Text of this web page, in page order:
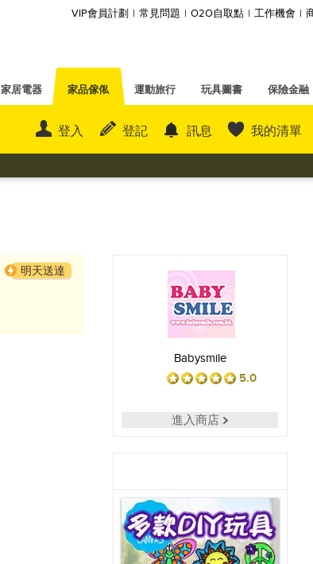
VIP會員計劃 常見問題 O2O自取點 工作機會
家居電器 家品傢俬 運動旅行 玩具圖書 保險金融
登入 登記 訊息 我的清單
明天送達
Babysmile
5.0
進入商店